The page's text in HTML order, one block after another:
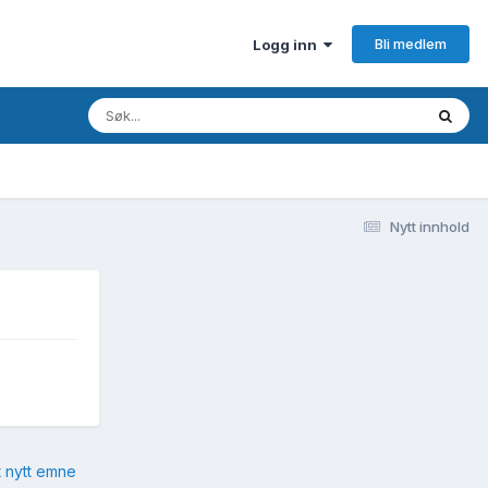
Logg inn Bli medlem
Nytt innhold
nytt emne